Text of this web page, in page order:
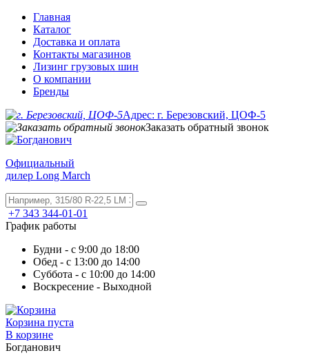
Главная
Каталог
Доставка и оплата
Контакты магазинов
Лизинг грузовых шин
О компании
Бренды
Адрес: г. Березовский, ЦОФ-5
Заказать обратный звонок
Официальный
дилер Long March
+7 343 344-01-01
График работы
Будни - с 9:00 до 18:00
Обед - с 13:00 до 14:00
Суббота - с 10:00 до 14:00
Воскресение - Выходной
Корзина пуста
В корзине
Богданович